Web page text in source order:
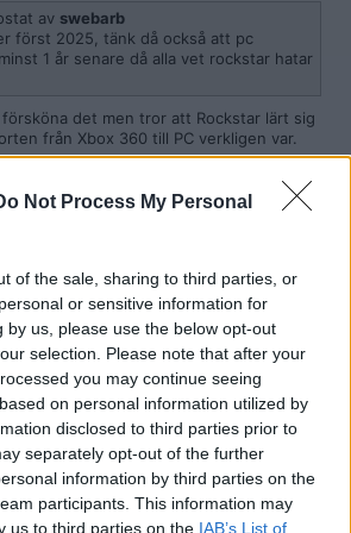
Not Process My Personal
of the sale, sharing to third parties, or
or sensitive information for
by us, please use the below opt-out
selection. Please note that after your
you may continue seeing
on personal information utilized by
disclosed to third parties prior to
separately opt-out of the further
information by third parties on the
participants. This information may
us to third parties on the IAB’s List of
av swebarb
först 2025, tänk då också att pc
1 år senare då alla vet rockstar hatar
det men tror att Rockstar lärt sig
från Xbox 360 till PC verkligen var.
och dessutom bloatware i form
Live som grädde på moset. Porten kom i
dröjde ända till 2020 tills Rockstar släppte
4 använder bara Social Club och Steam.
utgåva än den som kom först till PC för
parallellt med Xbox 360 och PS3
först 2015 är för att Rockstar inte ville
4 PC porten.
#
Inlägg: 1 421